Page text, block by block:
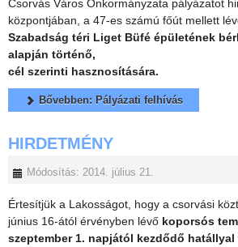
Csorvás Város Önkormányzata pályázatot
központjában, a 47-es számú főút mellett
Szabadság téri Liget Büfé épületének
alapján történő,
cél szerinti hasznosítására.
Bővebben: Pályázati felhívás
HIRDETMÉNY
Módosítás: 2014. július 21.
Értesítjük a Lakosságot, hogy a csorvási
június 16-ától érvényben lévő koporsós
szeptember 1. napjától kezdődő